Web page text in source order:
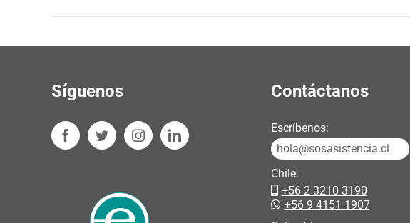
Síguenos Contáctanos
Escríbenos:
hola@sosasistencia.cl
Chile:
+56 2 3210 3190
+56 9 4151 1907